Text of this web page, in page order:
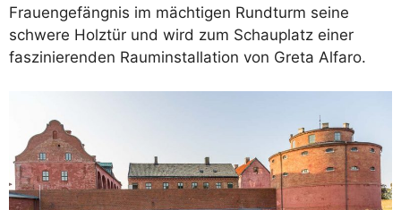
Frauengefängnis im mächtigen Rundturm seine
schwere Holztür und wird zum Schauplatz einer
faszinierenden Rauminstallation von Greta Alfaro.